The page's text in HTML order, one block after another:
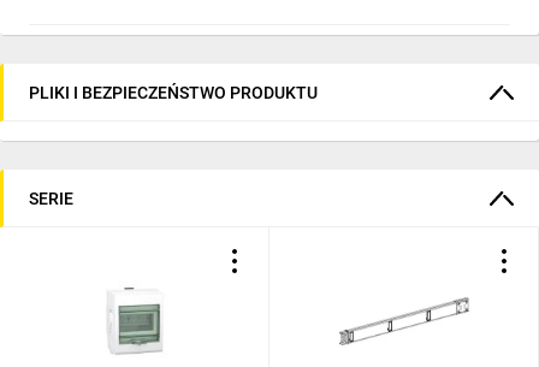
PLIKI I BEZPIECZEŃSTWO PRODUKTU
SERIE